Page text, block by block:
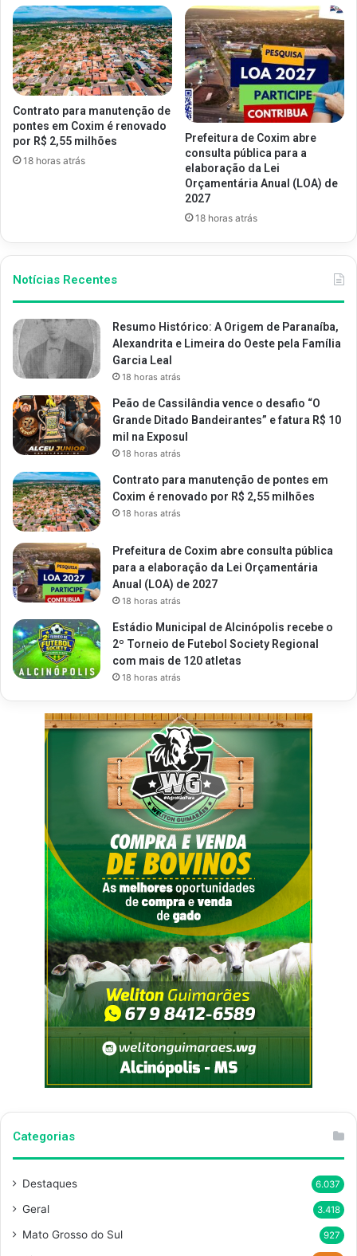
Contrato para manutenção de
pontes em Coxim é renovado
por R$ 2,55 milhões
18 horas atrás
Prefeitura de Coxim abre
consulta pública para a
elaboração da Lei
Orçamentária Anual (LOA) de
2027
18 horas atrás
Notícias Recentes
Resumo Histórico: A Origem de Paranaíba,
Alexandrita e Limeira do Oeste pela Família
Garcia Leal
18 horas atrás
Peão de Cassilândia vence o desafio “O
Grande Ditado Bandeirantes” e fatura R$ 10
mil na Exposul
18 horas atrás
Contrato para manutenção de pontes em
Coxim é renovado por R$ 2,55 milhões
18 horas atrás
Prefeitura de Coxim abre consulta pública
para a elaboração da Lei Orçamentária
Anual (LOA) de 2027
18 horas atrás
Estádio Municipal de Alcinópolis recebe o
2º Torneio de Futebol Society Regional
com mais de 120 atletas
18 horas atrás
Categorias
Destaques 6.037
Geral 3.418
Mato Grosso do Sul 927